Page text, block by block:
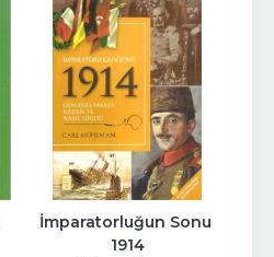
İmparatorluğun Sonu
1914